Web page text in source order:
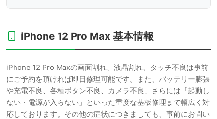
iPhone 12 Pro Max 基本情報
iPhone 12 Pro Maxの画面割れ、液晶割れ、タッチ不良は事前
にご予約を頂ければ即日修理可能です。また、バッテリー膨張
や充電不良、各種ボタン不良、カメラ不良、さらには「起動し
ない・電源が入らない」といった重度な基板修理まで幅広く対
応しております。その他の症状につきましても、事前にお問い